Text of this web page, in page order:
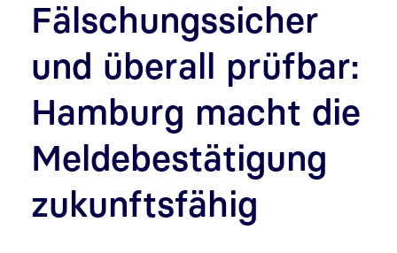
Fälschungssicher
und überall prüfbar:
Hamburg macht die
Meldebestätigung
zukunftsfähig